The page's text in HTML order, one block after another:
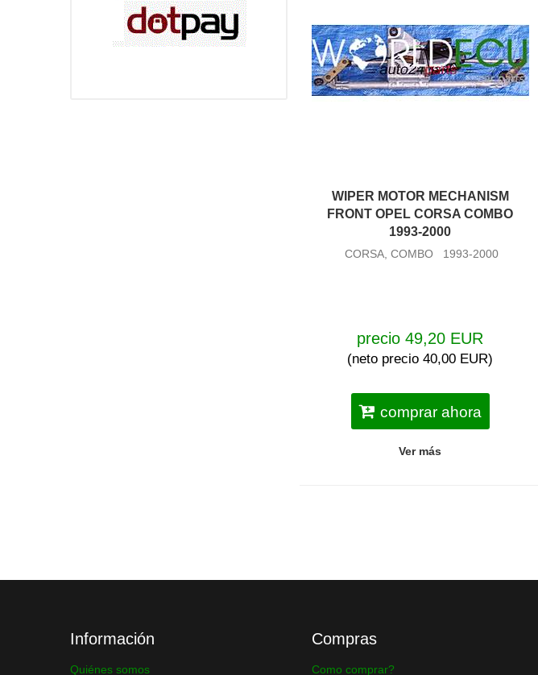
WIPER MOTOR MECHANISM
FRONT OPEL CORSA COMBO
1993-2000
CORSA, COMBO 1993-2000
precio 49,20 EUR
(neto precio 40,00 EUR)
comprar ahora
Ver más
Información
Quiénes somos
Compras
Como comprar?